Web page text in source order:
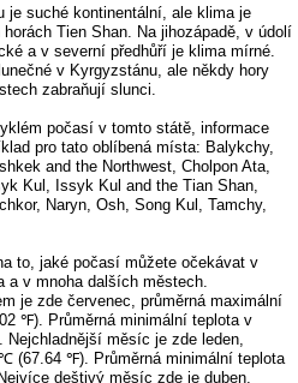
je suché kontinentální, ale klima je
Tien Shan. Na jihozápadě, v údolí
a v severní předhůří je klima mírné.
v Kyrgyzstánu, ale někdy hory
zabraňují slunci.
počasí v tomto státě, informace
pro tato oblíbená místa: Balykchy,
and the Northwest, Cholpon Ata,
Kul, Issyk Kul and the Tian Shan,
Naryn, Osh, Song Kul, Tamchy,
to, jaké počasí můžete očekávat v
a v mnoha dalších městech.
je zde červenec, průměrná maximální
℉). Průměrná minimální teplota v
měsíc je zde leden,
(67.64 ℉). Průměrná minimální teplota
deštivý měsíc zde je duben,